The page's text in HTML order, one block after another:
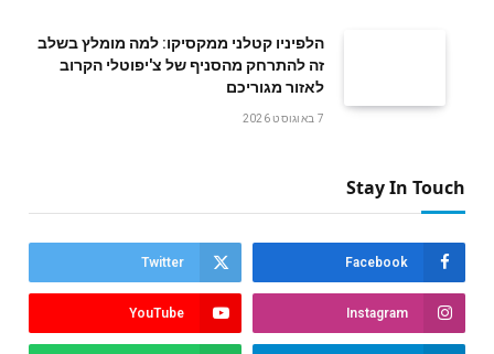
הלפיניו קטלני ממקסיקו: למה מומלץ בשלב
זה להתרחק מהסניף של צ'יפוטלי הקרוב
לאזור מגוריכם
7 באוגוסט 2026
Stay In Touch
Facebook
Twitter
Instagram
YouTube